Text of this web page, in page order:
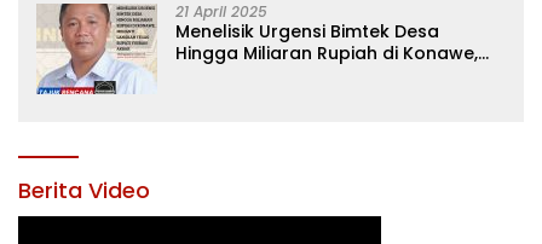
21 April 2025
Menelisik Urgensi Bimtek Desa
Hingga Miliaran Rupiah di Konawe,
Berita Video